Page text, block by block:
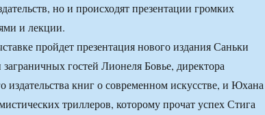
но и происходят презентации громких
и лекции.
пройдет презентация нового издания Саньки
гостей Лионеля Бовье, директора
издательства книг о современном искусстве, и Юхана
триллеров, которому прочат успех Стига